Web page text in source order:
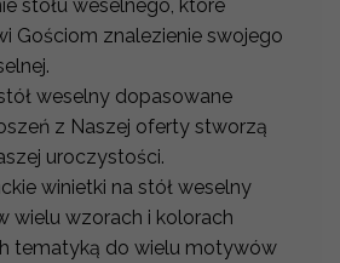
stołu weselnego, które
Gościom znalezienie swojego
weselny dopasowane
z Naszej oferty stworzą
uroczystości.
winietki na stół weselny
wielu wzorach i kolorach
tematyką do wielu motywów